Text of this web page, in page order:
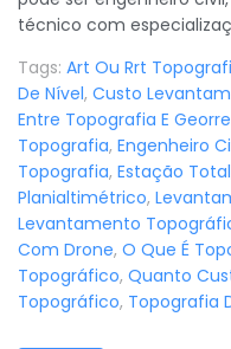
técnico com
Tags: Art Ou Rrt
De Nível, Custo
Entre Topografia E
Topografia, Engenheiro
Topografia, Estação Total
Planialtimétrico,
Levantamento
Com Drone, O Que É
Topográfico, Quanto
Topográfico, Topografia